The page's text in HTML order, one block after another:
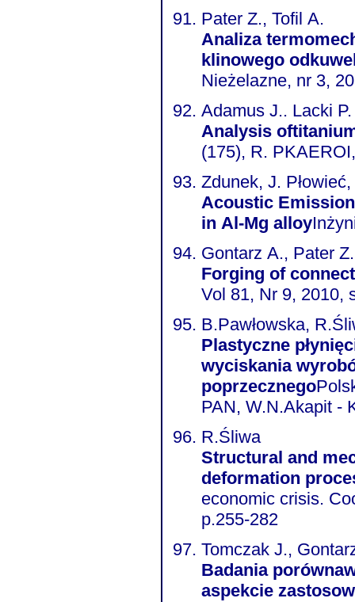
Pater Z., Tofil A.
Analiza
klinowego
Nieżelazne, nr 3,
Adamus J.. Lacki
Analysis
(175), R.
Zdunek, J.
Acoustic
in Al-Mg alloy
Gontarz A., Pater
Forging of
Vol 81, Nr 9, 2010,
B.Pawłowska,
Plastyczne
wyciskania
poprzecznego
PAN, W.N.Akapit -
R.Śliwa
Structural and
deformation
economic crisis.
p.255-282
Tomczak J.,
Badania
aspekcie